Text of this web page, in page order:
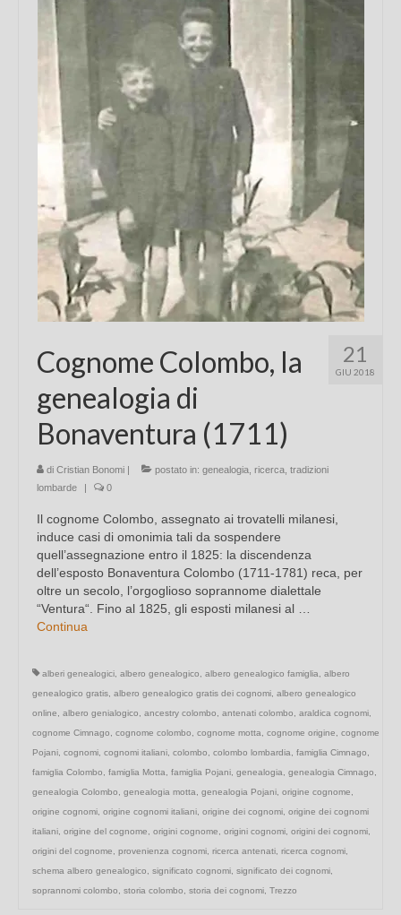
Chi sono
FAQ
Contatti
21
GIU 2018
Cognome Colombo, la
genealogia di
Bonaventura (1711)
di Cristian Bonomi | postato in: genealogia ricerca tradizioni
lombarde
| 0
Il cognome Colombo, assegnato ai trovatelli milanesi,
induce casi di omonimia tali da sospendere
quell’assegnazione entro il 1825: la discendenza
dell’esposto Bonaventura Colombo (1711-1781) reca, per
oltre un secolo, l’orgoglioso soprannome dialettale
“Ventura“. Fino al 1825, gli esposti milanesi al …
Continua
alberi genealogici albero genealogico albero genealogico famiglia
albero
genealogico gratis albero genealogico gratis dei cognomi albero genealogico
online
albero genialogico ancestry colombo antenati colombo araldica cognomi
cognome Cimnago
cognome colombo cognome motta cognome origine
cognome
Pojani cognomi cognomi italiani colombo colombo lombardia famiglia Cimnago
famiglia Colombo
famiglia Motta famiglia Pojani genealogia genealogia Cimnago
genealogia Colombo
genealogia motta genealogia Pojani origine cognome
origine cognomi origine cognomi italiani origine dei cognomi origine dei cognomi
italiani origine del cognome origini cognome origini cognomi origini dei cognomi
origini del cognome
provenienza cognomi ricerca antenati ricerca cognomi
schema albero genealogico
significato cognomi significato dei cognomi
soprannomi colombo
storia colombo storia dei cognomi Trezzo